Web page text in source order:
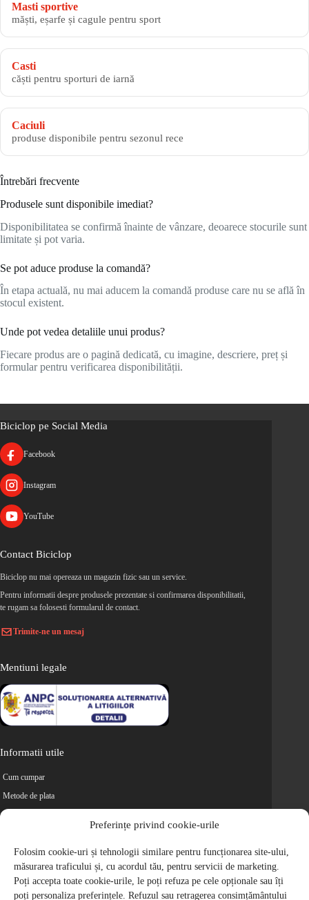
Preferințe privind cookie-urile
Folosim cookie-uri și tehnologii similare pentru funcționarea site-ului,
măsurarea traficului și, cu acordul tău, pentru servicii de marketing.
Poți accepta toate cookie-urile, le poți refuza pe cele opționale sau îți
poți personaliza preferințele. Refuzul sau retragerea consimțământului
Masti sportive
măști, eșarfe și cagule pentru sport
Casti
căști pentru sporturi de iarnă
Caciuli
produse disponibile pentru sezonul rece
Întrebări frecvente
Produsele sunt disponibile imediat?
Disponibilitatea se confirmă înainte de vânzare, deoarece stocurile sunt
limitate și pot varia.
Se pot aduce produse la comandă?
În etapa actuală, nu mai aducem la comandă produse care nu se află în
stocul existent.
Unde pot vedea detaliile unui produs?
Fiecare produs are o pagină dedicată, cu imagine, descriere, preț și
formular pentru verificarea disponibilității.
Biciclop pe Social Media
Facebook
Instagram
YouTube
Contact Biciclop
Biciclop nu mai opereaza un magazin fizic sau un service.
Pentru informatii despre produsele prezentate si confirmarea disponibilitatii,
te rugam sa folosesti formularul de contact.
Trimite-ne un mesaj
Mentiuni legale
Informatii utile
Cum cumpar
Metode de plata
Retur
Cariere
Politica de Confidentialitate